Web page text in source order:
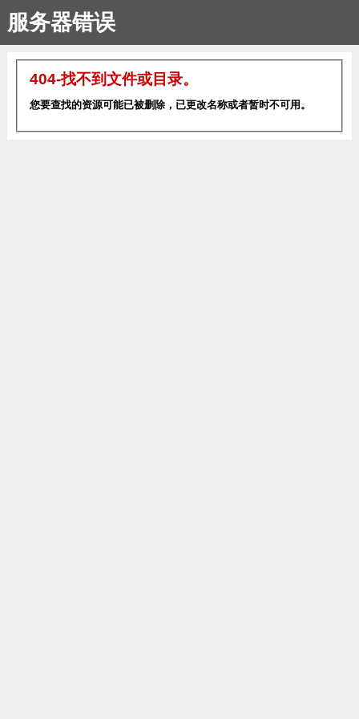
服务器错误
404-找不到文件或目录。
您要查找的资源可能已被删除，已更改名称或者暂时不可用。